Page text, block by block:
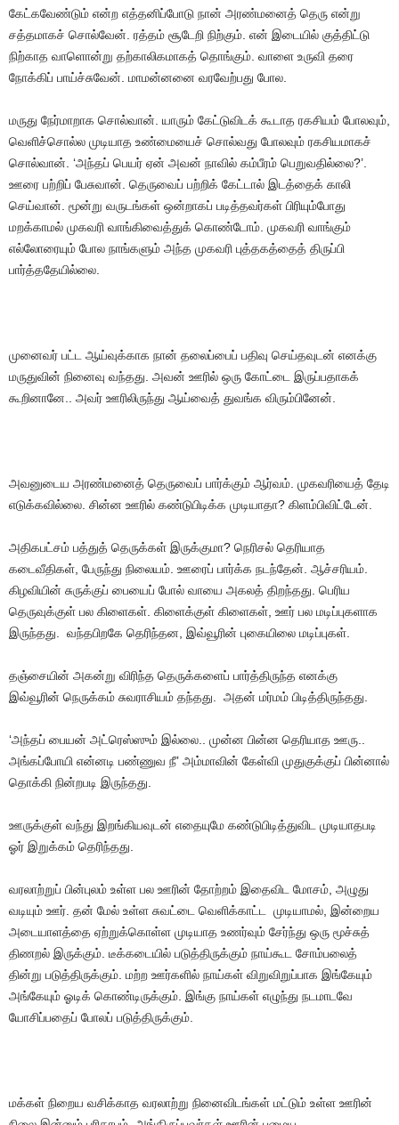
கேட்கவேண்டும் என்ற எத்தனிப்போடு நான் அரண்மனைத் தெரு என்று
சத்தமாகச் சொல்வேன். ரத்தம் சூடேறி நிற்கும். என் இடையில் குத்திட்டு
நிற்காத வாளொன்று தற்காலிகமாகத் தொங்கும். வாளை உருவி தரை
நோக்கிப் பாய்ச்சுவேன். மாமன்னனை வரவேற்பது போல.
மருது நேர்மாறாக சொல்வான். யாரும் கேட்டுவிடக் கூடாத ரகசியம் போலவும்,
வெளிச்சொல்ல முடியாத உண்மையைச் சொல்வது போலவும் ரகசியமாகச்
சொல்வான். ‘அந்தப் பெயர் ஏன் அவன் நாவில் கம்பீரம் பெறுவதில்லை?’.
ஊரை பற்றிப் பேசுவான். தெருவைப் பற்றிக் கேட்டால் இடத்தைக் காலி
செய்வான். மூன்று வருடங்கள் ஒன்றாகப் படித்தவர்கள் பிரியும்போது
மறக்காமல் முகவரி வாங்கிவைத்துக் கொண்டோம். முகவரி வாங்கும்
எல்லோரையும் போல நாங்களும் அந்த முகவரி புத்தகத்தைத் திருப்பி
பார்த்ததேயில்லை.
முனைவர் பட்ட ஆய்வுக்காக நான் தலைப்பைப் பதிவு செய்தவுடன் எனக்கு
மருதுவின் நினைவு வந்தது. அவன் ஊரில் ஒரு கோட்டை இருப்பதாகக்
கூறினானே.. அவர் ஊரிலிருந்து ஆய்வைத் துவங்க விரும்பினேன்.
அவனுடைய அரண்மனைத் தெருவைப் பார்க்கும் ஆர்வம். முகவரியைத் தேடி
எடுக்கவில்லை. சின்ன ஊரில் கண்டுபிடிக்க முடியாதா? கிளம்பிவிட்டேன்.
அதிகபட்சம் பத்துத் தெருக்கள் இருக்குமா? நெரிசல் தெரியாத
கடைவீதிகள், பேருந்து நிலையம். ஊரைப் பார்க்க நடந்தேன். ஆச்சரியம்.
கிழவியின் சுருக்குப் பையைப் போல் வாயை அகலத் திறந்தது. பெரிய
தெருவுக்குள் பல கிளைகள். கிளைக்குள் கிளைகள், ஊர் பல மடிப்புகளாக
இருந்தது. வந்தபிறகே தெரிந்தன, இவ்வூரின் புகையிலை மடிப்புகள்.
தஞ்சையின் அகன்று விரிந்த தெருக்களைப் பார்த்திருந்த எனக்கு
இவ்வூரின் நெருக்கம் சுவராசியம் தந்தது. அதன் மர்மம் பிடித்திருந்தது.
‘அந்தப் பையன் அட்ரெஸ்ஸும் இல்லை.. முன்ன பின்ன தெரியாத ஊரு..
அங்கப்போயி என்னடி பண்ணுவ நீ’ அம்மாவின் கேள்வி முதுகுக்குப் பின்னால்
தொக்கி நின்றபடி இருந்தது.
ஊருக்குள் வந்து இறங்கியவுடன் எதையுமே கண்டுபிடித்துவிட முடியாதபடி
ஓர் இறுக்கம் தெரிந்தது.
வரலாற்றுப் பின்புலம் உள்ள பல ஊரின் தோற்றம் இதைவிட மோசம், அழுது
வடியும் ஊர். தன் மேல் உள்ள சுவட்டை வெளிக்காட்ட முடியாமல், இன்றைய
அடையாளத்தை ஏற்றுக்கொள்ள முடியாத உணர்வும் சேர்ந்து ஒரு மூச்சுத்
திணறல் இருக்கும். டீக்கடையில் படுத்திருக்கும் நாய்கூட சோம்பலைத்
தின்று படுத்திருக்கும். மற்ற ஊர்களில் நாய்கள் விறுவிறுப்பாக இங்கேயும்
அங்கேயும் ஓடிக் கொண்டிருக்கும். இங்கு நாய்கள் எழுந்து நடமாடவே
யோசிப்பதைப் போலப் படுத்திருக்கும்.
மக்கள் நிறைய வசிக்காத வரலாற்று நினைவிடங்கள் மட்டும் உள்ள ஊரின்